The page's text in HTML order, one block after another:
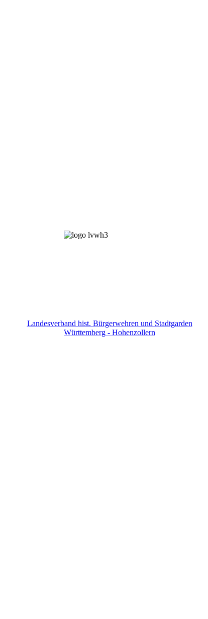
Landesverband hist. Bürgerwehren und Stadtgarden
Württemberg - Hohenzollern